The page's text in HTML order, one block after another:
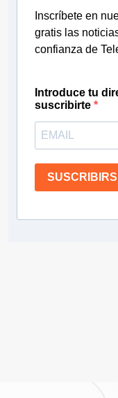
Inscríbete en
gratis las
confianza de
Introduce tu
suscribirte